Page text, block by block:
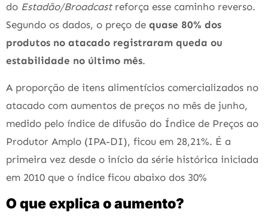
do Estadão/Broadcast reforça esse caminho reverso.
Segundo os dados, o preço de quase 80% dos
produtos no atacado registraram queda ou
estabilidade no último mês.
A proporção de itens alimentícios comercializados no
atacado com aumentos de preços no mês de junho,
medido pelo índice de difusão do Índice de Preços ao
Produtor Amplo (IPA-DI), ficou em 28,21%. É a
primeira vez desde o início da série histórica iniciada
em 2010 que o índice ficou abaixo dos 30%
O que explica o aumento?